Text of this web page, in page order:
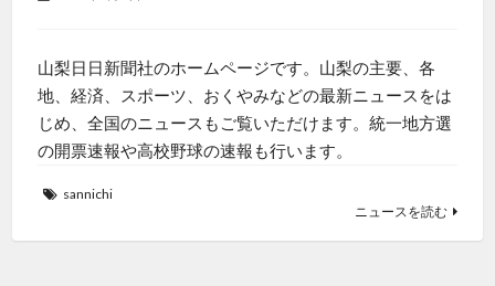
山梨日日新聞社のホームページです。山梨の主要、各
地、経済、スポーツ、おくやみなどの最新ニュースをは
じめ、全国のニュースもご覧いただけます。統一地方選
の開票速報や高校野球の速報も行います。
sannichi
ニュースを読む